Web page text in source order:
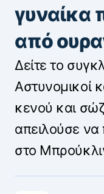
γυναίκα
από
Δείτε το
Αστυνομικοί
κενού και
απειλούσε
στο